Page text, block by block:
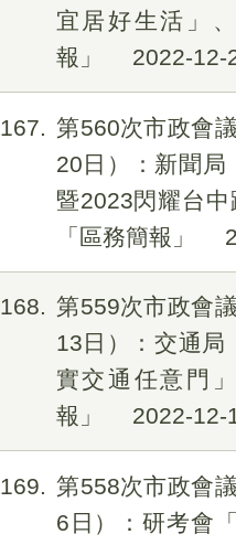
宜居好生活」
報」
2022-12-
167
第560次市政會
20日）：新聞局
暨2023閃耀台
「區務簡報」
168
第559次市政會
13日）：交通局
實交通任意門
報」
2022-12-
169
第558次市政會
6日）：研考會